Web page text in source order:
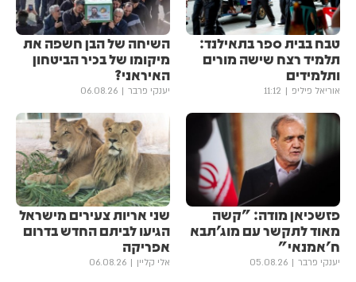
טבח בבית ספר בתאילנד:
תלמיד רצח שישה מורים
ותלמידים
אוריאל פיליפ 11:12
השיחה של הבן חשפה את
מיקומו של בכיר הביטחון
האיראני?
יענקי פרבר 06.08.26
פזשכיאן מודה: "קשה
מאוד לתקשר עם מוג'תבא
ח'אמנאי"
יענקי פרבר 05.08.26
שני אריות צעירים מישראל
הגיעו לביתם החדש בדרום
אפריקה
אלי קליין 06.08.26